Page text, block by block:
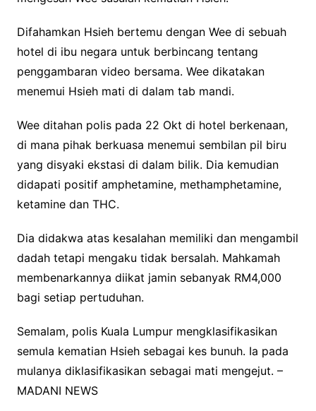
Difahamkan Hsieh bertemu dengan Wee di sebuah
hotel di ibu negara untuk berbincang tentang
penggambaran video bersama. Wee dikatakan
menemui Hsieh mati di dalam tab mandi.
Wee ditahan polis pada 22 Okt di hotel berkenaan,
di mana pihak berkuasa menemui sembilan pil biru
yang disyaki ekstasi di dalam bilik. Dia kemudian
didapati positif amphetamine, methamphetamine,
ketamine dan THC.
Dia didakwa atas kesalahan memiliki dan mengambil
dadah tetapi mengaku tidak bersalah. Mahkamah
membenarkannya diikat jamin sebanyak RM4,000
bagi setiap pertuduhan.
Semalam, polis Kuala Lumpur mengklasifikasikan
semula kematian Hsieh sebagai kes bunuh. Ia pada
mulanya diklasifikasikan sebagai mati mengejut. –
MADANI NEWS